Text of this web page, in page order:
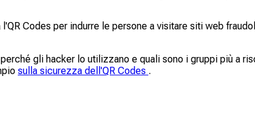
Codes per indurre le persone a visitare siti web
gli hacker lo utilizzano e quali sono i gruppi più a
sulla sicurezza dell'QR Codes .